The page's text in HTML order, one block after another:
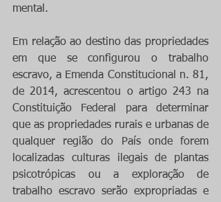
mental.
Em relação ao destino das propriedades
em que se configurou o trabalho
escravo, a Emenda Constitucional n. 81,
de 2014, acrescentou o artigo 243 na
Constituição Federal para determinar
que as propriedades rurais e urbanas de
qualquer região do País onde forem
localizadas culturas ilegais de plantas
psicotrópicas ou a exploração de
trabalho escravo serão expropriadas e